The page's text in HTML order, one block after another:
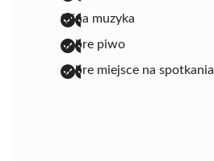
fajna muzyka
dobre piwo
dobre miejsce na spotkania